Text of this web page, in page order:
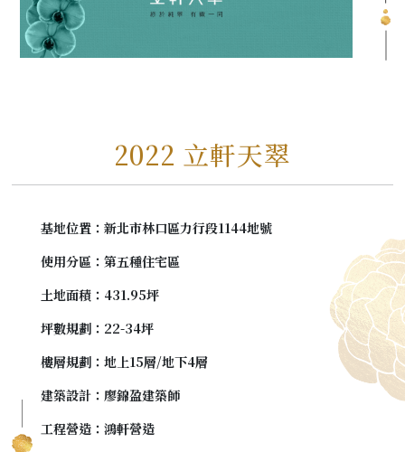
2022 立軒天翠
基地位置
新北市林口區力行段1144地號
使用分區
第五種住宅區
土地面積
431.95坪
坪數規劃
22-34坪
樓層規劃
地上15層/地下4層
建築設計
廖錦盈建築師
工程營造
鴻軒營造